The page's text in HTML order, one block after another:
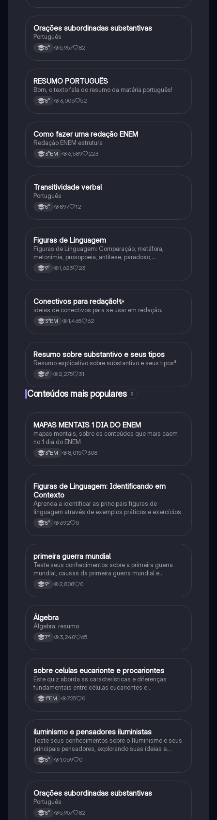
Português
Orações subordinadas substantivas
Português
8° 5,957 82
Português
RESUMO PORTUGUÊS
Bom, o texto fala do resumo da matéria português!
8° 3,006 52
Português
Como fazer uma redação ENEM
Redação ENEM estrutura
3°EM 6,589 223
Português
Transitividade verbal
Português
8° 897 12
Português
Figuras de Linguagem
Figuras de Linguagem: Comparação, metáfora,
metonímia, prosopoeia, antítese, paradoxo,
eufemismo, hipérbole e onomatopeia
9° 1,623 23
Português
Conectivos para redação!✨
ideias de conectivos para se usar em redação.
3°EM 1,465 62
Português
Resumo sobre substantivo e seus tipos
Resumo explicativo sobre substantivo e seus tipos⁸
6° 2,275 31
Conteúdos mais populares 9
Português
MAPAS MENTAIS 1 DIA DO ENEM
mapas mentais, sobre os conteúdos que mais caem
no 1 dia do ENEM
3°EM 8,015 308
FPortuguês
Figuras de Linguagem: Identificando em
Contexto
Aprenda a identificar as principais figuras de
linguagem através de exemplos práticos e exercícios.
8° 692 0
História
primeira guerra mundial
Teste seus conhecimentos sobre a primeira guerra
mundial, causas da primeira guerra mundial e
consequências da Primeira Guerra Mundial, fases da
primeira guerra mundial
9° 2,808 0
Matematica
Álgebra
Álgebra: resumo
7° 3,240 65
Biologia
sobre celulas eucarionte e procariontes
Este quiz aborda as características e diferenças
fundamentais entre células eucariontes e
procariontes.
1°EM 725 0
História
iluminismo e pensadores iluministas
Teste seus conhecimentos sobre o Iluminismo e seus
principais pensadores, explorando suas ideias e
impacto histórico.
8° 1,069 0
Português
Orações subordinadas substantivas
Português
8° 5,957 82